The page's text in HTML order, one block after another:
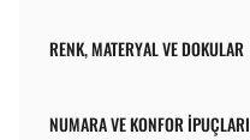
RENK, MATERYAL VE DOKULAR
NUMARA VE KONFOR İPUÇLARI